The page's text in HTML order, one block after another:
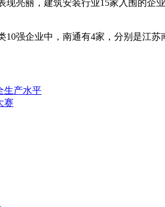
丽，建筑安装行业15家入围的企
企业中，南通有4家，分别是江
生产水平
赛